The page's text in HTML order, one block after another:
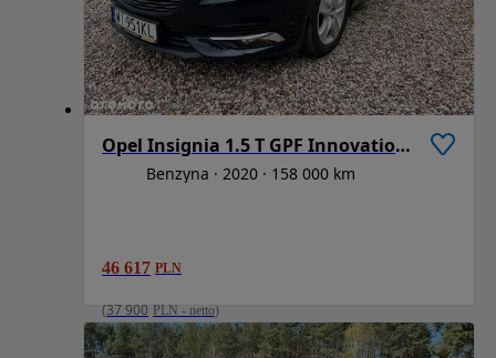
Opel Insignia 1.5 T GPF Innovation S&S
Benzyna 2020 158 000 km
46 617 PLN
(37 900 PLN - netto)